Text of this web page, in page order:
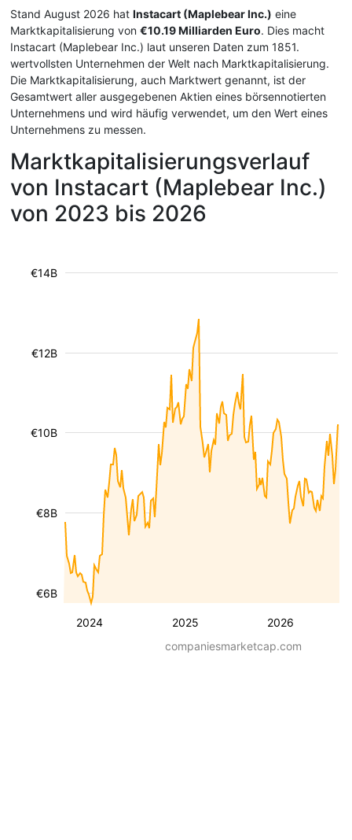
Stand August 2026 hat Instacart (Maplebear Inc.) eine
Marktkapitalisierung von €10.19 Milliarden Euro. Dies macht
Instacart (Maplebear Inc.) laut unseren Daten zum 1851.
wertvollsten Unternehmen der Welt nach Marktkapitalisierung.
Die Marktkapitalisierung, auch Marktwert genannt, ist der
Gesamtwert aller ausgegebenen Aktien eines börsennotierten
Unternehmens und wird häufig verwendet, um den Wert eines
Unternehmens zu messen.
Marktkapitalisierungsverlauf
von Instacart (Maplebear Inc.)
von 2023 bis 2026
2024 2025 2026
€6B
€8B
€10B
€12B
€14B
companiesmarketcap.com